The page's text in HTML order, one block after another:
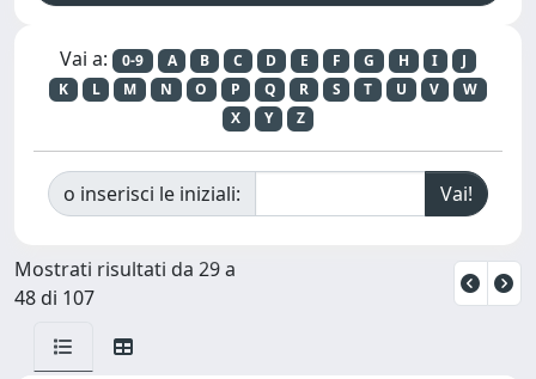
Vai a: 0-9 A B C D E F G H I
J
K
L M N O P Q R S T U V
W
X
Y Z
o inserisci le iniziali:
Mostrati risultati da 29 a
48 di 107